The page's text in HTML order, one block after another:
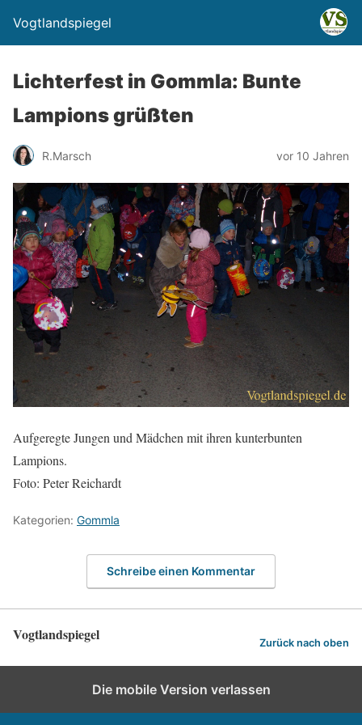
Vogtlandspiegel
Lichterfest in Gommla: Bunte
Lampions grüßten
R.Marsch vor 10 Jahren
Aufgeregte Jungen und Mädchen mit ihren kunterbunten
Lampions.
Foto: Peter Reichardt
Kategorien: Gommla
Schreibe einen Kommentar
Vogtlandspiegel Zurück nach oben
Die mobile Version verlassen